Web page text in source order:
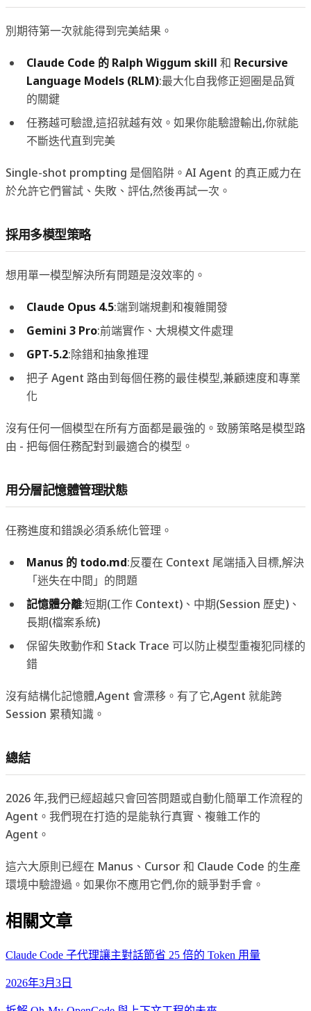
別期待第一次就能得到完美結果。
Claude Code 的 Ralph Wiggum skill 和 Recursive
Language Models (RLM):最大化自我修正迴圈是品質
的關鍵
任務越可驗證,這招就越有效。如果你能驗證輸出,你就能
不斷迭代直到完美
Single-shot prompting 是個陷阱。AI Agent 的真正威力在
於允許它們嘗試、失敗、評估,然後再試一次。
採用多模型策略
想用單一模型解決所有問題是沒效率的。
Claude Opus 4.5:端到端規劃和複雜開發
Gemini 3 Pro:前端實作、大規模文件處理
GPT-5.2:除錯和抽象推理
把子 Agent 路由到每個任務的最佳模型,兼顧速度和專業
化
沒有任何一個模型在所有方面都是最強的。致勝策略是模型路
由 - 把每個任務配對到最適合的模型。
用分層記憶體管理狀態
任務進度和錯誤必須系統化管理。
Manus 的 todo.md:反覆在 Context 尾端插入目標,解決
「迷失在中間」的問題
記憶體分離:短期(工作 Context)、中期(Session 歷史)、
長期(檔案系統)
保留失敗動作和 Stack Trace 可以防止模型重複犯同樣的
錯
沒有結構化記憶體,Agent 會漂移。有了它,Agent 就能跨
Session 累積知識。
總結
2026 年,我們已經超越只會回答問題或自動化簡單工作流程的
Agent。我們現在打造的是能執行真實、複雜工作的
Agent。
這六大原則已經在 Manus、Cursor 和 Claude Code 的生產
環境中驗證過。如果你不應用它們,你的競爭對手會。
相關文章
Claude Code 子代理讓主對話節省 25 倍的 Token 用量
2026年3月3日